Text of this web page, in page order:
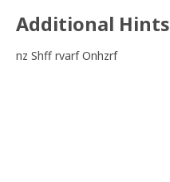
Additional Hints
nz Shff rvarf Onhzrf